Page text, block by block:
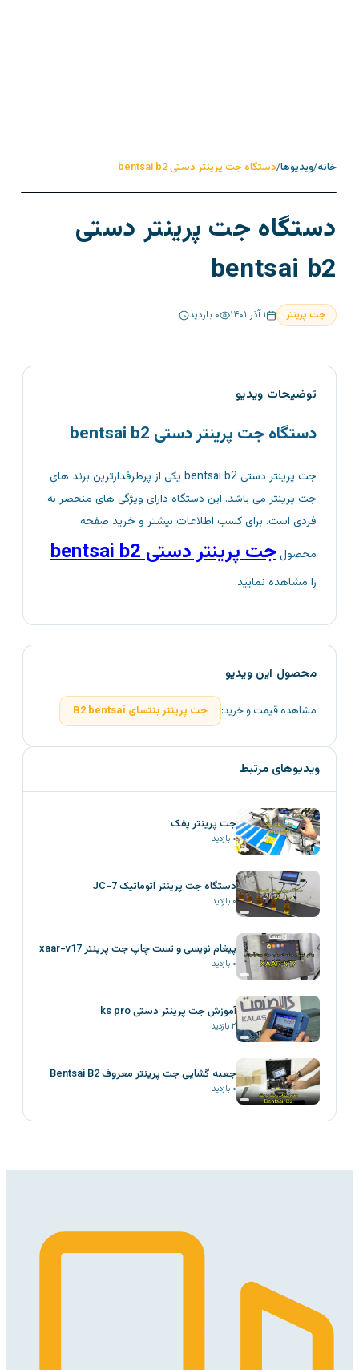
خانه/ویدیوها/دستگاه جت پرینتر دستی bentsai b2
دستگاه جت پرینتر دستی
bentsai b2
جت پرینتر ۱ آذر ۱۴۰۱ ۰ بازدید
توضیحات ویدیو
دستگاه جت پرینتر دستی bentsai b2
جت پرینتر دستی bentsai b2 یکی از پرطرفدارترین برند های
جت پرینتر می باشد. این دستگاه دارای ویژگی های منحصر به
فردی است. برای کسب اطلاعات بیشتر و خرید صفحه
محصولجت پرینتر دستی bentsai b2
را مشاهده نمایید.
محصول این ویدیو
مشاهده قیمت و خرید: جت پرینتر بنتسای B2 bentsai
ویدیوهای مرتبط
جت پرینتر پفک
۰ بازدید
دستگاه جت پرینتر اتوماتیک JC-7
۰ بازدید
پیغام نویسی و تست چاپ جت پرینتر xaar-v17
۰ بازدید
آموزش جت پرینتر دستی ks pro
۲بازدید
جعبه گشایی جت پرینتر معروف Bentsai B2
۰ بازدید